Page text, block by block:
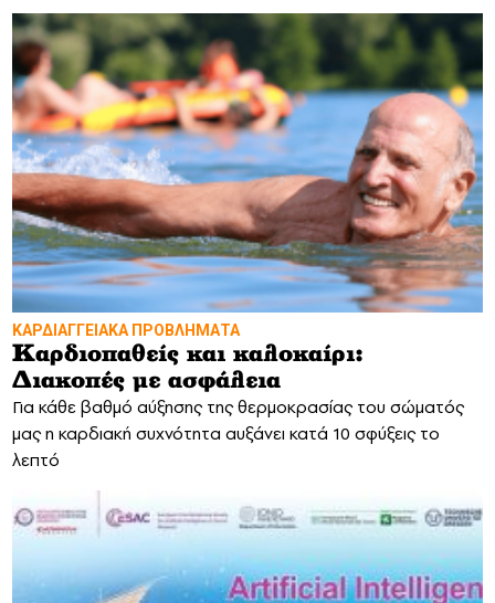
ΚΑΡΔΙΑΓΓΕΙΑΚΑ ΠΡΟΒΛΗΜΑΤΑ
Καρδιοπαθείς και καλοκαίρι:
Διακοπές με ασφάλεια
Για κάθε βαθμό αύξησης της θερμοκρασίας του σώματός
μας η καρδιακή συχνότητα αυξάνει κατά 10 σφύξεις το
λεπτό